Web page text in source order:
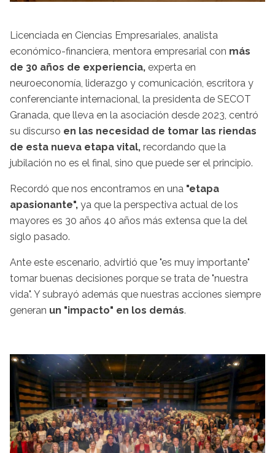
Licenciada en Ciencias Empresariales, analista
económico-financiera, mentora empresarial con más
de 30 años de experiencia, experta en
neuroeconomía, liderazgo y comunicación, escritora y
conferenciante internacional, la presidenta de SECOT
Granada, que lleva en la asociación desde 2023, centró
su discurso en las necesidad de tomar las riendas
de esta nueva etapa vital, recordando que la
jubilación no es el final, sino que puede ser el principio.
Recordó que nos encontramos en una "etapa
apasionante", ya que la perspectiva actual de los
mayores es 30 años 40 años más extensa que la del
siglo pasado.
Ante este escenario, advirtió que "es muy importante"
tomar buenas decisiones porque se trata de "nuestra
vida". Y subrayó además que nuestras acciones siempre
generan un "impacto" en los demás.